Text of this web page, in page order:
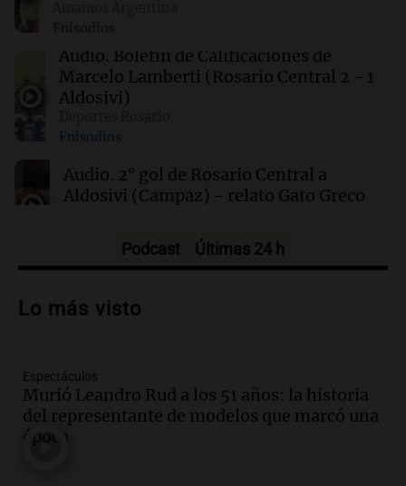
00:27 Clima
Clima en Tucumán: cómo estará el tiempo
este sábado 8 de agosto
Clima en Mendoza: cómo estará el tiempo
Episodios
Audio. Boletín de Calificaciones de
Marcelo Lamberti (Rosario Central 2 - 1
Aldosivi)
Episodios
Audio. 2° gol de Rosario Central a
Aldosivi (Campaz) - relato Gato Greco
Audio.Nuevo desarrollo urbano y casa
en Villa María
Audio.
La gran exposición de la rural de
la Bulaya abrirá sus puertas mañana con
diversas actividades y sorpresas
Panorama Federal
Podcast Últimas 24 h
Lo más visto
Espectáculos
Murió Leandro Rud a los 51 años: la historia
del representante de modelos que marcó una
época